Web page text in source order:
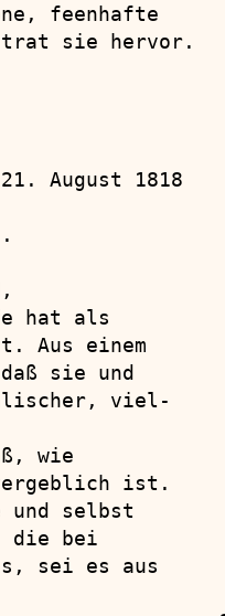
feenhafte
sie hervor.
August 1818
hat als
Aus einem
sie und
viel-
wie
ist.
selbst
die bei
sei es aus